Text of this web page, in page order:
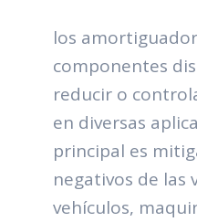
los
componentes
reducir o
en diversas
principal es
negativos de las
vehículos,